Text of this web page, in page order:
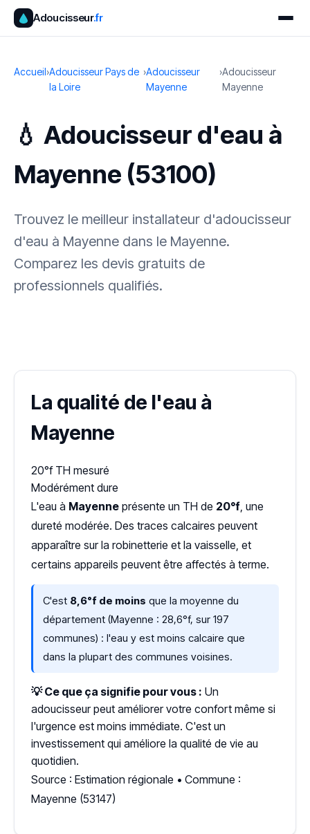
Adoucisseur.fr
Accueil›Adoucisseur Pays de
la Loire
›Adoucisseur
Mayenne
›Adoucisseur
Mayenne
💧 Adoucisseur d'eau à
Mayenne (53100)
Trouvez le meilleur installateur d'adoucisseur
d'eau à Mayenne dans le Mayenne.
Comparez les devis gratuits de
professionnels qualifiés.
La qualité de l'eau à
Mayenne
20°f TH mesuré
Modérément dure
L'eau à Mayenne présente un TH de 20°f, une
dureté modérée. Des traces calcaires peuvent
apparaître sur la robinetterie et la vaisselle, et
certains appareils peuvent être affectés à terme.
C'est 8,6°f de moins que la moyenne du
département (Mayenne : 28,6°f, sur 197
communes) : l'eau y est moins calcaire que
dans la plupart des communes voisines.
💡 Ce que ça signifie pour vous : Un
adoucisseur peut améliorer votre confort même si
l'urgence est moins immédiate. C'est un
investissement qui améliore la qualité de vie au
quotidien.
Source : Estimation régionale • Commune :
Mayenne (53147)